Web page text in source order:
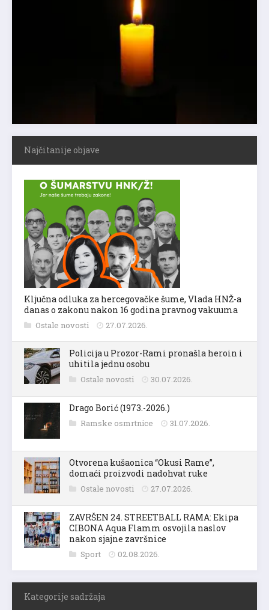
Najčitanije objave
Ključna odluka za hercegovačke šume, Vlada HNŽ-a
danas o zakonu nakon 16 godina pravnog vakuuma
Ostale novosti 27.07.2026.
Policija u Prozor-Rami pronašla heroin i
uhitila jednu osobu
Ostale novosti 30.07.2026.
Drago Borić (1973.-2026.)
Ramske osmrtnice 31.07.2026.
Otvorena kušaonica “Okusi Rame”,
domaći proizvodi nadohvat ruke
Ostale novosti 27.07.2026.
ZAVRŠEN 24. STREETBALL RAMA: Ekipa
CIBONA Aqua Flamm osvojila naslov
nakon sjajne završnice
Sport 02.08.2026.
Kategorije sadržaja